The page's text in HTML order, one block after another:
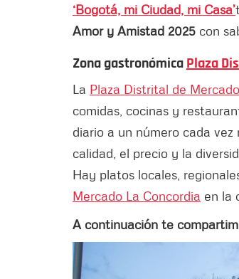
‘Bogotá, mi Ciudad, mi Casa’
Amor y Amistad 2025 con
Zona gastronómicaPlaza
La Plaza Distrital de
comidas, cocinas y
diario a un número cada
calidad, el precio y la
Hay platos locales,
Mercado La Concordia en la
A continuación te